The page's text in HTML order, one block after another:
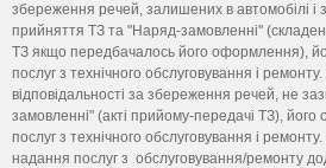
збереження речей, залишених в автомобілі і
прийняття ТЗ та "Наряд-замовленні"
ТЗ якщо передбачалось його оформлення),
послуг з технічного обслуговування і
відповідальності за збереження речей, не
замовленні" (акті прийому-передачі ТЗ),
послуг з технічного обслуговування і
надання послуг з обслуговування/ремонту